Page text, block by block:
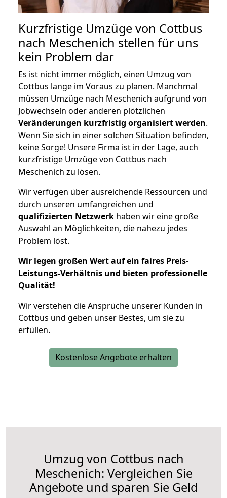
Kurzfristige Umzüge von Cottbus
nach Meschenich stellen für uns
kein Problem dar
Es ist nicht immer möglich, einen Umzug von
Cottbus lange im Voraus zu planen. Manchmal
müssen Umzüge nach Meschenich aufgrund von
Jobwechseln oder anderen plötzlichen
Veränderungen kurzfristig organisiert werden.
Wenn Sie sich in einer solchen Situation befinden,
keine Sorge! Unsere Firma ist in der Lage, auch
kurzfristige Umzüge von Cottbus nach
Meschenich zu lösen.
Wir verfügen über ausreichende Ressourcen und
durch unseren umfangreichen und
qualifizierten Netzwerk haben wir eine große
Auswahl an Möglichkeiten, die nahezu jedes
Problem löst.
Wir legen großen Wert auf ein faires Preis-
Leistungs-Verhältnis und bieten professionelle
Qualität!
Wir verstehen die Ansprüche unserer Kunden in
Cottbus und geben unser Bestes, um sie zu
erfüllen.
Kostenlose Angebote erhalten
Umzug von Cottbus nach
Meschenich: Vergleichen Sie
Angebote und sparen Sie Geld